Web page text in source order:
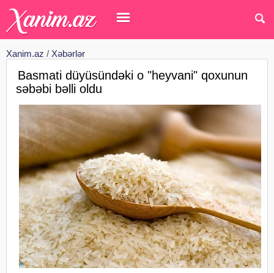
Xanim.az / Xəbərlər
Basmati düyüsündəki o "heyvani" qoxunun
səbəbi bəlli oldu